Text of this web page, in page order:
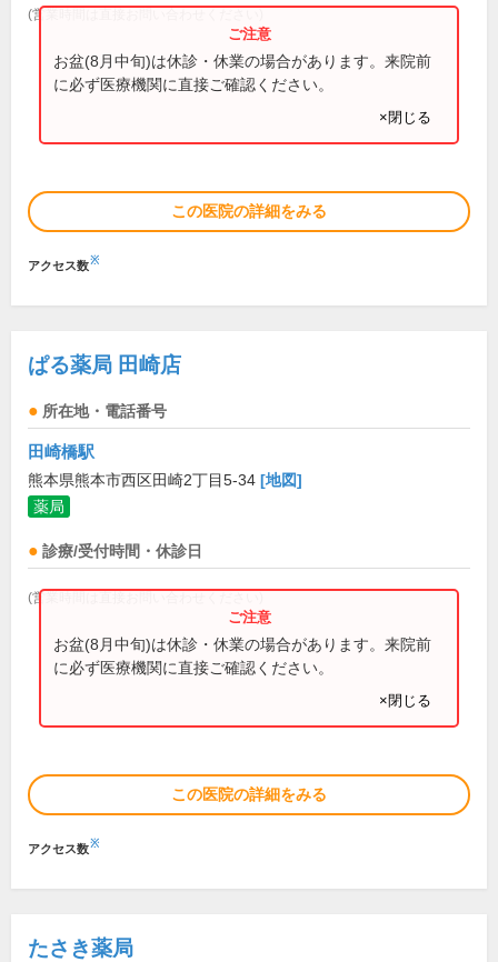
(営業時間は直接お問い合わせください)
お盆(8月中旬)は休診・休業の場合があります。来院前
に必ず医療機関に直接ご確認ください。
×閉じる
この医院の詳細をみる
アクセス数※
ぱる薬局 田崎店
所在地・電話番号
田崎橋駅
熊本県熊本市西区田崎2丁目5-34 [地図]
薬局
診療/受付時間・休診日
(営業時間は直接お問い合わせください)
お盆(8月中旬)は休診・休業の場合があります。来院前
に必ず医療機関に直接ご確認ください。
×閉じる
この医院の詳細をみる
アクセス数※
たさき薬局